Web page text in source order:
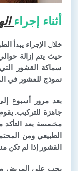
أثناء إجراء
خلال الإجراء يبدأ
سماكة القشور
نموذج للقشور في
بعد مرور أسبوع
جاهزة للتركيب.
مخصصة بعد التأكد
الطبيعي ومن
القشور إذا لم تكن
يجب على المريض